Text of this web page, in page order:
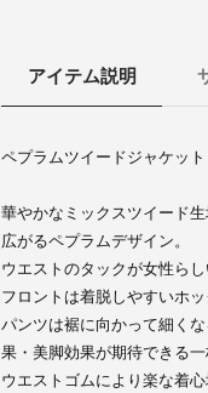
アイテム説明
ペプラムツイードジャケッ
華やかなミックスツイード
広がるペプラムデザイン。
ウエストのタックが女性ら
フロントは着脱しやすいホッ
パンツは裾に向かって細く
果・美脚効果が期待できる一
ウエストゴムにより楽な着